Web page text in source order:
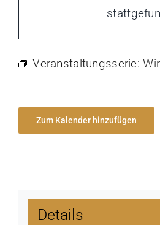
Veranstaltungsserie:
Zum Kalender hinzufügen
Details